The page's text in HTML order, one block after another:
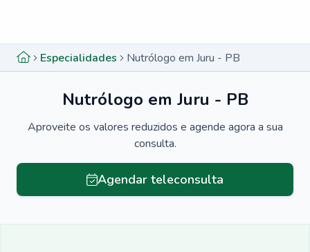
Especialidades Nutrólogo em Juru - PB
Nutrólogo em Juru - PB
Aproveite os valores reduzidos e agende agora a sua
consulta.
Agendar teleconsulta